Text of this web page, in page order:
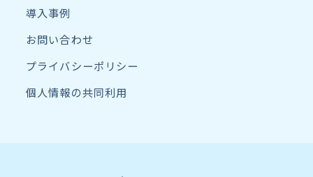
導入事例
お問い合わせ
プライバシーポリシー
個人情報の共同利用